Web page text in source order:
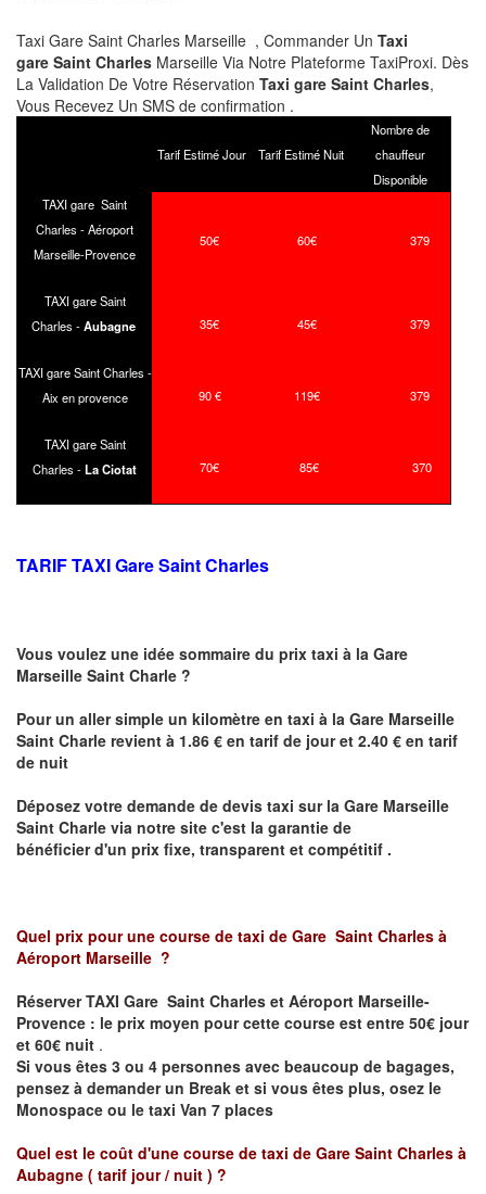
Taxi Gare Saint Charles Marseille , Commander Un Taxi
gare Saint Charles Marseille Via Notre Plateforme TaxiProxi. Dès
La Validation De Votre Réservation Taxi gare Saint Charles,
Vous Recevez Un SMS de confirmation .
Tarif Estimé Jour Tarif Estimé Nuit
Nombre de
chauffeur
Disponible
TAXI gare Saint
Charles - Aéroport
Marseille-Provence
50€ 60€ 379
TAXI gare Saint
Charles -Aubagne 35€ 45€ 379
TAXI gare Saint Charles -
Aix en provence
90 € 119€ 379
TAXI gare Saint
Charles -La Ciotat 70€ 85€ 370
TARIF TAXI Gare Saint Charles
Vous voulez une idée sommaire du prix taxi à la Gare
Marseille Saint Charle ?
Pour un aller simple un kilomètre en taxi à la Gare Marseille
Saint Charle revient à 1.86 € en tarif de jour et 2.40 € en tarif
de nuit
Déposez votre demande de devis taxi sur la Gare Marseille
Saint Charle via notre site c'est la garantie de
bénéficier d'un prix fixe, transparent et compétitif .
Quel prix pour une course de taxi de Gare Saint Charles à
Aéroport Marseille ?
Réserver TAXI Gare Saint Charles et Aéroport Marseille-
Provence : le prix moyen pour cette course est entre 50€ jour
et 60€ nuit .
Si vous êtes 3 ou 4 personnes avec beaucoup de bagages,
pensez à demander un Break et si vous êtes plus, osez le
Monospace ou le taxi Van 7 places
Quel est le coût d'une course de taxi de Gare Saint Charles à
Aubagne ( tarif jour / nuit ) ?